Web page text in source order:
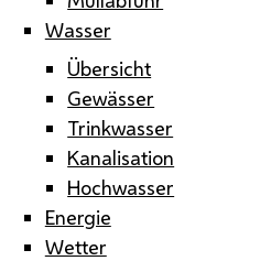
Wasser
Übersicht
Gewässer
Trinkwasser
Kanalisation
Hochwasser
Energie
Wetter